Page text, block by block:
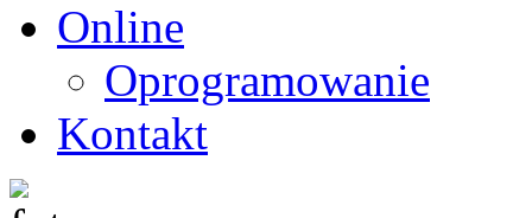
Online
Oprogramowanie
Kontakt